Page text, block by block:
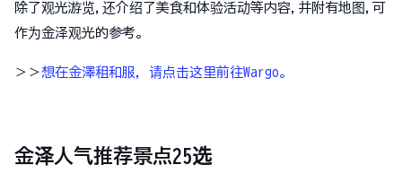
除了观光游览,还介绍了美食和体验活动等内容,并附有地图,可
作为金泽观光的参考。
＞＞想在金澤租和服，请点击这里前往Wargo。
金泽人气推荐景点25选